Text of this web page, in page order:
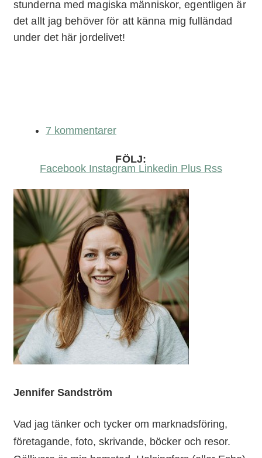
stunderna med magiska människor, egentligen är
det allt jag behöver för att känna mig fulländad
under det här jordelivet!
7 kommentarer
FÖLJ:
Facebook Instagram Linkedin Plus Rss
Jennifer Sandström
Vad jag tänker och tycker om marknadsföring,
företagande, foto, skrivande, böcker och resor.